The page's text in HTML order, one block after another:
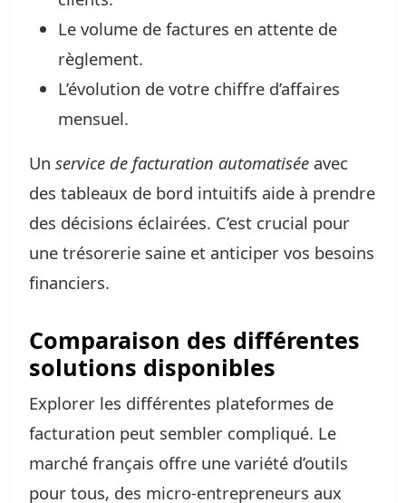
Le volume de factures en attente de
règlement.
L’évolution de votre chiffre d’affaires
mensuel.
Un service de facturation automatisée avec
des tableaux de bord intuitifs aide à prendre
des décisions éclairées. C’est crucial pour
une trésorerie saine et anticiper vos besoins
financiers.
Comparaison des différentes
solutions disponibles
Explorer les différentes plateformes de
facturation peut sembler compliqué. Le
marché français offre une variété d’outils
pour tous, des micro-entrepreneurs aux